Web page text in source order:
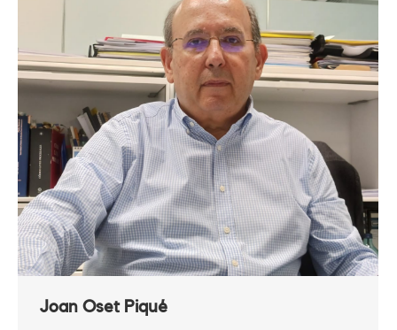
Joan Oset Piqué